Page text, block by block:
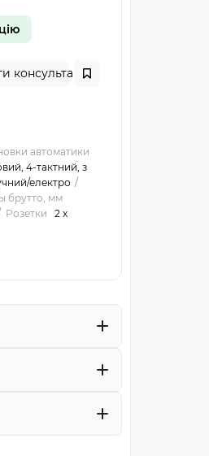
консультацію
автоматики
4-тактний, з
електро
брутто, мм
Розетки
2 x